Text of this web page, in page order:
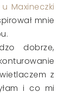
Maxineczki
mnie
dobrze,
z
i co mi